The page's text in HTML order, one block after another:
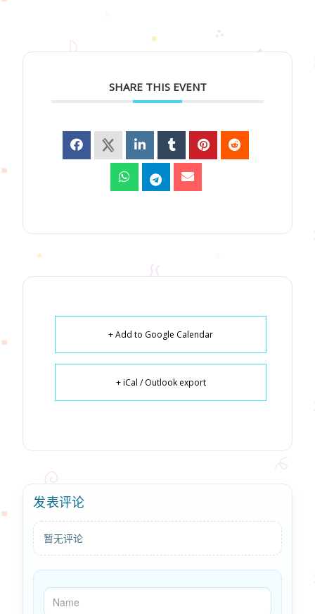
SHARE THIS EVENT
+ Add to Google Calendar
+ iCal / Outlook export
发表评论
暂无评论